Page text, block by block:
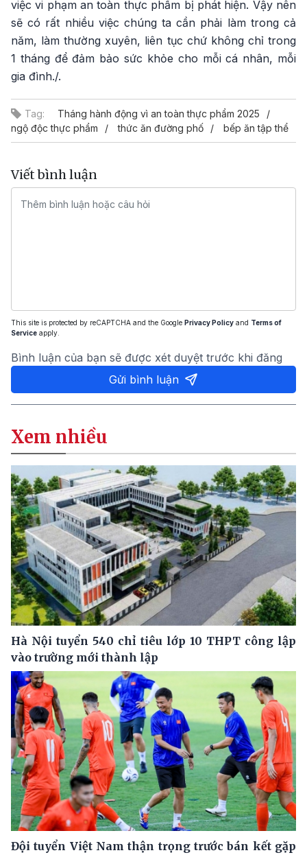
việc vi phạm an toàn thực phẩm bị phát hiện. Vậy nên
sẽ có rất nhiều việc chúng ta cần phải làm trong cả
năm, làm thường xuyên, liên tục chứ không chỉ trong
1 tháng để đảm bảo sức khỏe cho mỗi cá nhân, mỗi
gia đình./.
Tag:
Tháng hành động vì an toàn thực phẩm 2025
ngộ độc thực phẩm
thức ăn đường phố bếp ăn tập thể
Viết bình luận
This site is protected by reCAPTCHA and the Google Privacy Policy and Terms of
Service apply.
Bình luận của bạn sẽ được xét duyệt trước khi đăng
Gửi bình luận
Xem nhiều
Hà Nội tuyển 540 chỉ tiêu lớp 10 THPT công lập
vào trường mới thành lập
Đội tuyển Việt Nam thận trọng trước bán kết gặp